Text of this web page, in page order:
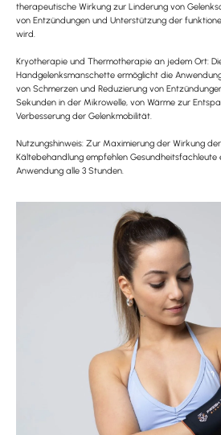
therapeutische Wirkung zur Linderung von
von Entzündungen und Unterstützung der
wird.
Kryotherapie und Thermotherapie an jedem Ort:
Handgelenksmanschette ermöglicht die
von Schmerzen und Reduzierung von
Sekunden in der Mikrowelle, von Wärme zur
Verbesserung der Gelenkmobilität.
Nutzungshinweis: Zur Maximierung der Wirkung
Kältebehandlung empfehlen Gesundheitsfachleute
Anwendung alle 3 Stunden.